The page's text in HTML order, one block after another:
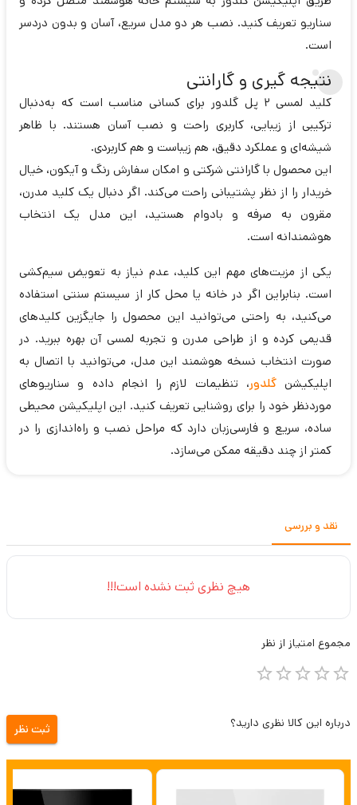
سناریو تعریف کنید. نصب هر دو مدل سریع، آسان و بدون دردسر
است.
نتیجه‌ گیری و گارانتی
کلید لمسی ۲ پل گلدور برای کسانی مناسب است که به‌دنبال
ترکیبی از زیبایی، کاربری راحت و نصب آسان هستند. با ظاهر
شیشه‌ای و عملکرد دقیق، هم زیباست و هم کاربردی.
این محصول با گارانتی شرکتی و امکان سفارش رنگ و آیکون، خیال
خریدار را از نظر پشتیبانی راحت می‌کند. اگر دنبال یک کلید مدرن،
مقرون‌ به‌ صرفه و بادوام هستید، این مدل یک انتخاب
هوشمندانه است.
یکی از مزیت‌های مهم این کلید، عدم نیاز به تعویض سیم‌کشی
است. بنابراین اگر در خانه یا محل کار از سیستم سنتی استفاده
می‌کنید، به راحتی می‌توانید این محصول را جایگزین کلیدهای
قدیمی کرده و از طراحی مدرن و تجربه لمسی آن بهره ببرید. در
صورت انتخاب نسخه هوشمند این مدل، می‌توانید با اتصال به
اپلیکیشنگلدور، تنظیمات لازم را انجام داده و سناریوهای
موردنظر خود را برای روشنایی تعریف کنید. این اپلیکیشن محیطی
ساده، سریع و فارسی‌زبان دارد که مراحل نصب و راه‌اندازی را در
کمتر از چند دقیقه ممکن می‌سازد.
نقد و بررسی
مجموع امتیاز از نظر
درباره این کالا نظری دارید؟ ثبت نظر
هیچ نظری ثبت نشده است!!!